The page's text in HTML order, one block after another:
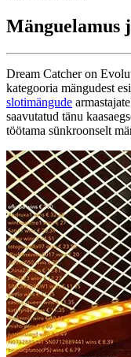
Mänguelamus
Dream Catcher on
kategooria mängudest
slotimängude
saavutatud tänu
töötama sünkroonselt